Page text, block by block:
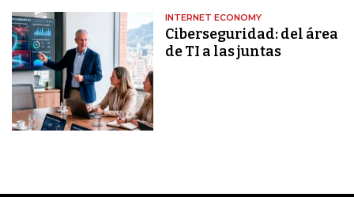
INTERNET ECONOMY
Ciberseguridad: del área
de TI a las juntas